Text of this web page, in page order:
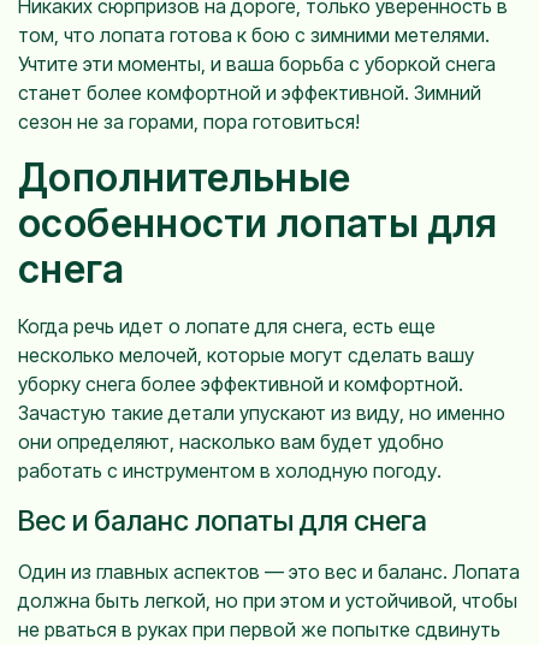
Никаких сюрпризов на дороге, только уверенность в
том, что лопата готова к бою с зимними метелями.
Учтите эти моменты, и ваша борьба с уборкой снега
станет более комфортной и эффективной. Зимний
сезон не за горами, пора готовиться!
Дополнительные
особенности лопаты для
снега
Когда речь идет о лопате для снега, есть еще
несколько мелочей, которые могут сделать вашу
уборку снега более эффективной и комфортной.
Зачастую такие детали упускают из виду, но именно
они определяют, насколько вам будет удобно
работать с инструментом в холодную погоду.
Вес и баланс лопаты для снега
Один из главных аспектов — это вес и баланс. Лопата
должна быть легкой, но при этом и устойчивой, чтобы
не рваться в руках при первой же попытке сдвинуть